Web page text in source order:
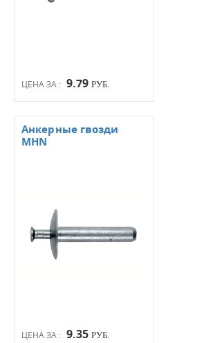
ЦЕНА ЗА : 9.79 РУБ.
ЦЕНА ЗА : 9.35 РУБ.
Анкерные гвозди
MHN